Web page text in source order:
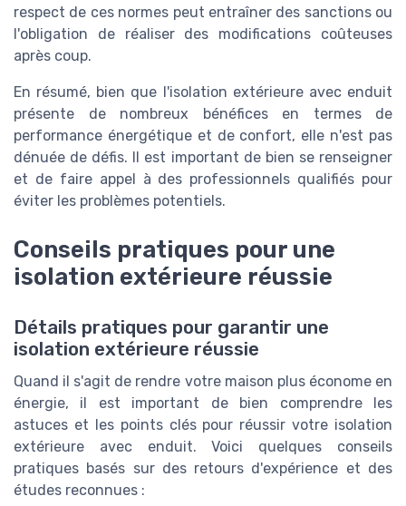
respect de ces normes peut entraîner des sanctions ou
l'obligation de réaliser des modifications coûteuses
après coup.
En résumé, bien que l'isolation extérieure avec enduit
présente de nombreux bénéfices en termes de
performance énergétique et de confort, elle n'est pas
dénuée de défis. Il est important de bien se renseigner
et de faire appel à des professionnels qualifiés pour
éviter les problèmes potentiels.
Conseils pratiques pour une
isolation extérieure réussie
Détails pratiques pour garantir une
isolation extérieure réussie
Quand il s'agit de rendre votre maison plus économe en
énergie, il est important de bien comprendre les
astuces et les points clés pour réussir votre isolation
extérieure avec enduit. Voici quelques conseils
pratiques basés sur des retours d'expérience et des
études reconnues :